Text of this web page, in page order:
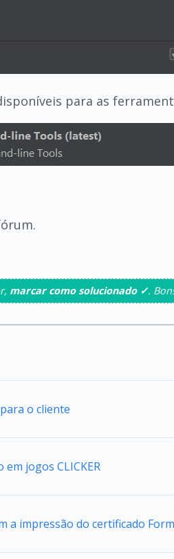
para as
marcar como solucionado ✓.
o cliente
jogos CLICKER
a impressão do certificado